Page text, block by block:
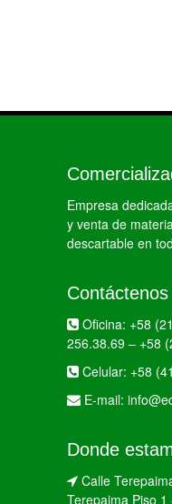
Empresa
y venta de
descartable en
Contáctenos
Oficina: +58
256.38.69 – +58
Celular: +58
E-mail:
Donde
Calle
Terepaima Piso 1